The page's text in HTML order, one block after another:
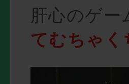
肝心のゲー
てむちゃ